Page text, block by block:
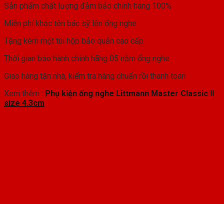
Sản phẩm chất lượng đảm bảo chính hãng 100%
Miễn phí khắc tên bác sỹ lên ống nghe
Tặng kèm một túi hộp bảo quản cao cấp
Thời gian bảo hành chính hãng 05 năm ống nghe
Giao hàng tận nhà, kiểm tra hàng chuẩn rồi thanh toán
Xem thêm : Phụ kiện ống nghe Littmann Master Classic II
size 4.3cm